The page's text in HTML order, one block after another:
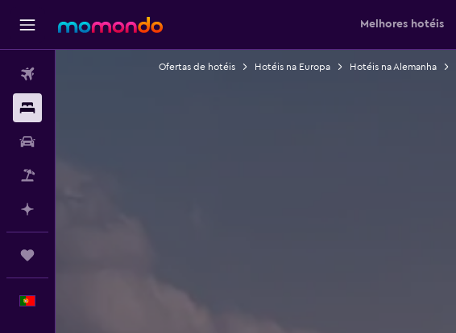
Melhores hotéis
Ofertas de hotéis Hotéis na Europa Hotéis na Alemanha